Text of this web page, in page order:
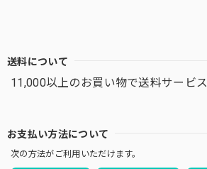
送料について
11,000以上のお買い物で送料サービス
お支払い方法について
次の方法がご利用いただけます。